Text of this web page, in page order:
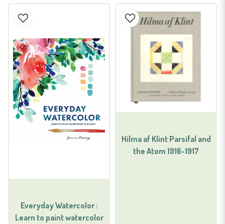
Everyday Watercolor :
Learn to paint watercolor
Hilma af Klint Parsifal and
the Atom 1916-1917